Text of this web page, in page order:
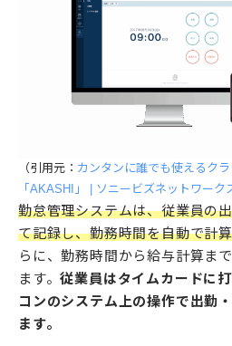
（引用元： カンタンに誰でも使えるク
「AKASHI」 | ソニービズネットワーク
勤怠管理システムは、従業員の
て記録し、勤務時間を自動で計
らに、勤務時間から給与計算ま
ます。従業員はタイムカードに
コンのシステム上の操作で出勤
ます。